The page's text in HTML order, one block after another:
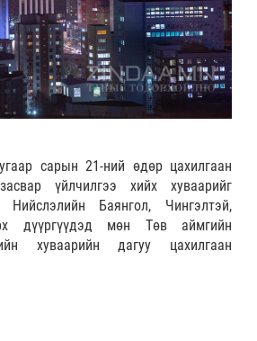
сарын 21-ний өдөр цахилгаан
үйлчилгээ хийх хуваарийг
Баянгол, Чингэлтэй,
дүүргүүдэд мөн Төв аймгийн
хуваарийн дагуу цахилгаан